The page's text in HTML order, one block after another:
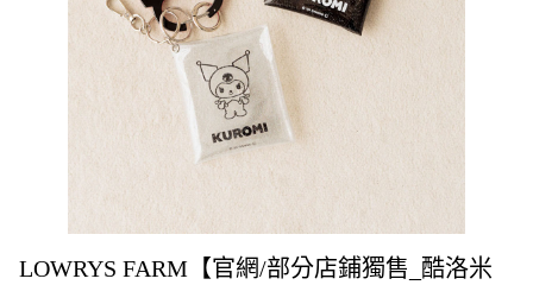
LOWRYS FARM【官網/部分店鋪獨售_酷洛米